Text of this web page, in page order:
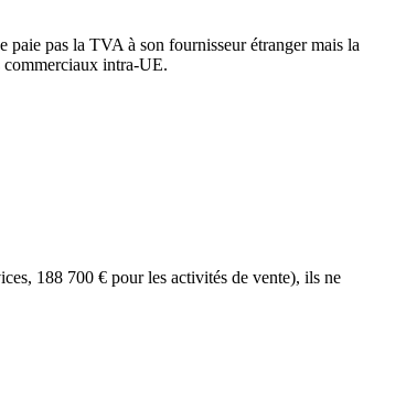
paie pas la TVA à son fournisseur étranger mais la
commerciaux intra-UE.
188 700 € pour les activités de vente), ils ne